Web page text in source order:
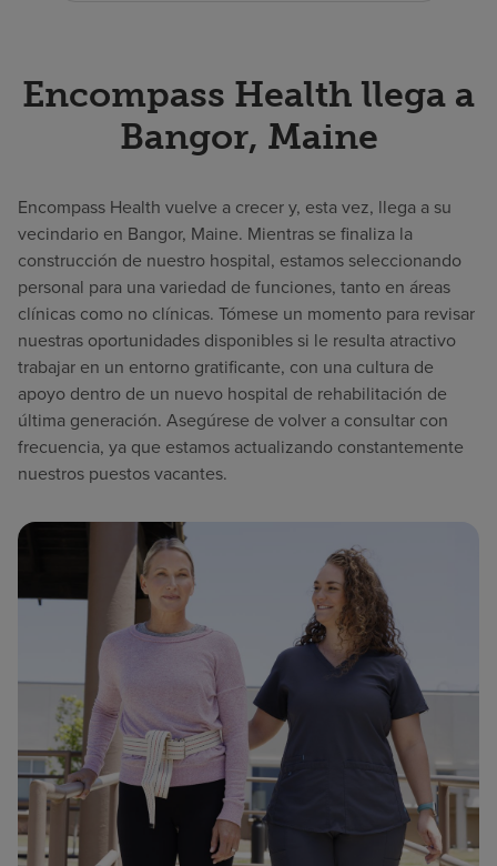
Encompass Health llega a
Bangor, Maine
Encompass Health vuelve a crecer y, esta vez, llega a su
vecindario en Bangor, Maine. Mientras se finaliza la
construcción de nuestro hospital, estamos seleccionando
personal para una variedad de funciones, tanto en áreas
clínicas como no clínicas. Tómese un momento para revisar
nuestras oportunidades disponibles si le resulta atractivo
trabajar en un entorno gratificante, con una cultura de
apoyo dentro de un nuevo hospital de rehabilitación de
última generación. Asegúrese de volver a consultar con
frecuencia, ya que estamos actualizando constantemente
nuestros puestos vacantes.